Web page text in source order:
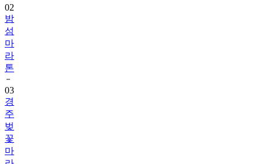
02
밤
섬
마
라
톤
03
경
주
벚
꽃
마